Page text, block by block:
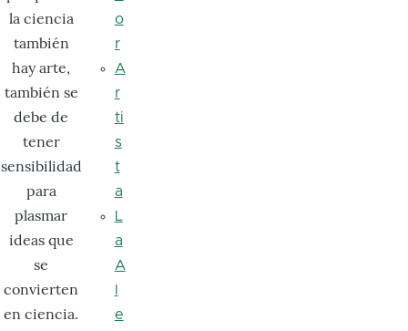
la ciencia
también
hay arte,
también se
debe de
tener
sensibilidad
para
plasmar
ideas que
se
convierten
en ciencia.
o
r
A
r
ti
s
t
a
L
a
A
e